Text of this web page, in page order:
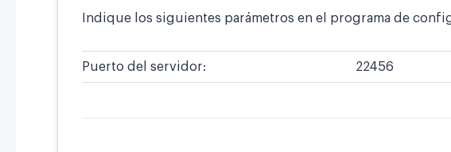
Indique los siguientes parámetros en el programa de
Puerto del servidor: 22456